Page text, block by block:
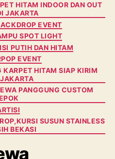
HITAM INDOOR DAN OUT
JAKARTA
EVENT
SPOT LIGHT
PUTIH DAN HITAM
EVENT
KARPET HITAM SIAP KIRIM
PANGGUNG CUSTOM
SUSUN STAINLESS
BEKASI